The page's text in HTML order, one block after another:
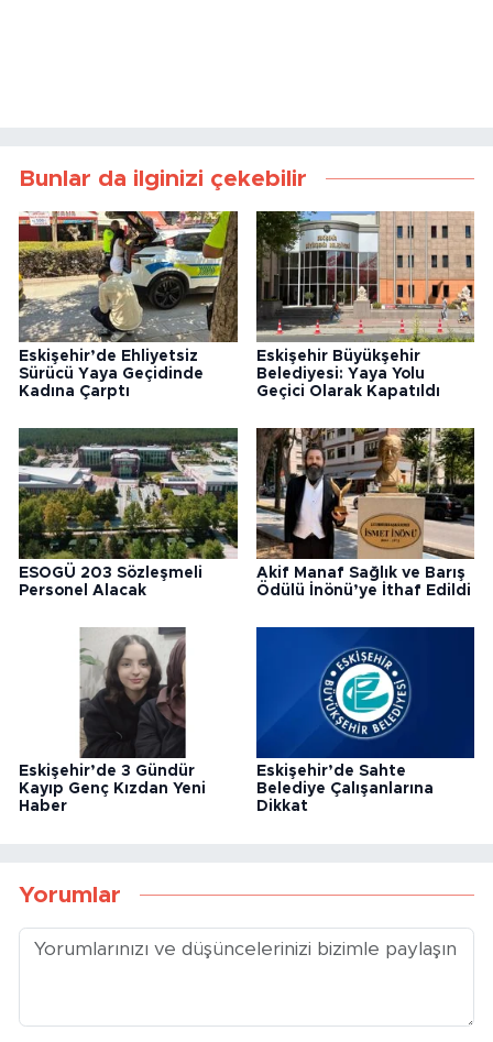
Bunlar da ilginizi çekebilir
Eskişehir’de Ehliyetsiz
Sürücü Yaya Geçidinde
Kadına Çarptı
Eskişehir Büyükşehir
Belediyesi: Yaya Yolu
Geçici Olarak Kapatıldı
ESOGÜ 203 Sözleşmeli
Personel Alacak
Akif Manaf Sağlık ve Barış
Ödülü İnönü’ye İthaf Edildi
Eskişehir’de 3 Gündür
Kayıp Genç Kızdan Yeni
Haber
Eskişehir’de Sahte
Belediye Çalışanlarına
Dikkat
Yorumlar